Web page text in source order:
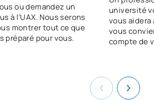
ou demandez un
à l’UAX. Nous serons
montrer tout ce que
préparé pour vous.
université
vous aidera
vous
compte de